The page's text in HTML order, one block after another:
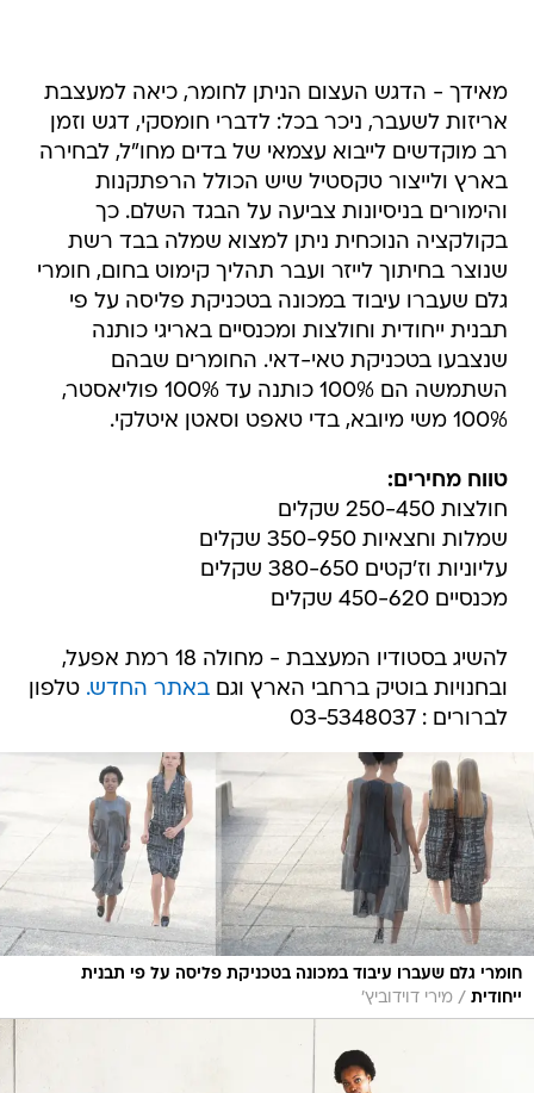
מאידך - הדגש העצום הניתן לחומר, כיאה למעצבת
אריזות לשעבר, ניכר בכל: לדברי חומסקי, דגש וזמן
רב מוקדשים לייבוא עצמאי של בדים מחו"ל, לבחירה
בארץ ולייצור טקסטיל שיש הכולל הרפתקנות
והימורים בניסיונות צביעה על הבגד השלם. כך
בקולקציה הנוכחית ניתן למצוא שמלה בבד רשת
שנוצר בחיתוך לייזר ועבר תהליך קימוט בחום, חומרי
גלם שעברו עיבוד במכונה בטכניקת פליסה על פי
תבנית ייחודית וחולצות ומכנסיים באריגי כותנה
שנצבעו בטכניקת טאי-דאי. החומרים שבהם
השתמשה הם 100% כותנה עד 100% פוליאסטר,
100% משי מיובא, בדי טאפט וסאטן איטלקי.
טווח מחירים:
חולצות 250-450 שקלים
שמלות וחצאיות 350-950 שקלים
עליוניות וז'קטים 380-650 שקלים
מכנסיים 450-620 שקלים
להשיג בסטודיו המעצבת - מחולה 18 רמת אפעל,
ובחנויות בוטיק ברחבי הארץ וגםבאתר החדש. טלפון
לברורים : 03-5348037
חומרי גלם שעברו עיבוד במכונה בטכניקת פליסה על פי תבנית
ייחודית / מירי דוידוביץ'